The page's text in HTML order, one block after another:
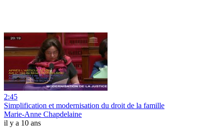
2:45
Simplification et modernisation du droit de la famille
Marie-Anne Chapdelaine
il y a 10 ans